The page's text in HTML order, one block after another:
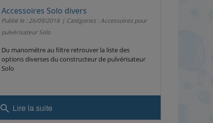
Accessoires Solo divers
Publié le : 26/09/2018 Catégories :Accessoires pour
pulvérisateur Solo
Du manomètre au filtre retrouver la liste des
options diverses du constructeur de pulvérisateur
Solo
search Lire la suite